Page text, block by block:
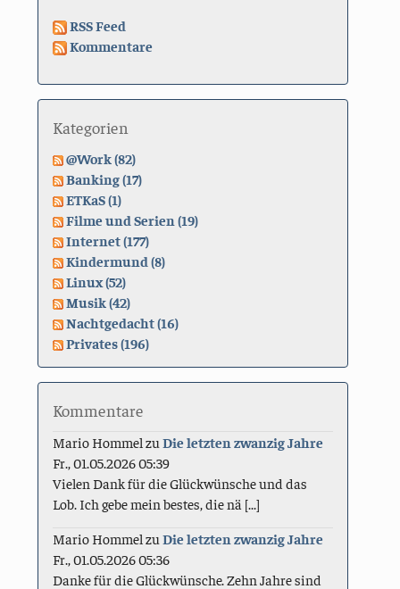
RSS Feed
Kommentare
Kategorien
@Work (82)
Banking (17)
ETKaS (1)
Filme und Serien (19)
Internet (177)
Kindermund (8)
Linux (52)
Musik (42)
Nachtgedacht (16)
Privates (196)
Kommentare
Mario Hommel zuDie letzten zwanzig Jahre
Fr., 01.05.2026 05:39
Vielen Dank für die Glückwünsche und das
Lob. Ich gebe mein bestes, die nä [...]
Mario Hommel zuDie letzten zwanzig Jahre
Fr., 01.05.2026 05:36
Danke für die Glückwünsche. Zehn Jahre sind